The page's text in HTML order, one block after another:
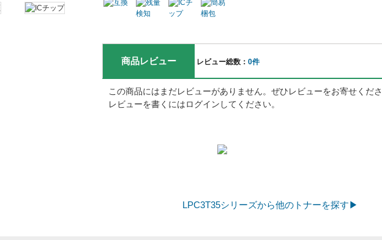
商品レビュー レビュー総数： 0件
この商品にはまだレビューがありません。ぜひレビューをお寄せくだ
レビューを書くにはログインしてください。
LPC3T35シリーズから他のトナーを探す▶